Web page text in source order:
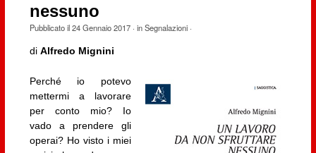
nessuno
Pubblicato il24 Gennaio 2017· inSegnalazioni·
di Alfredo Mignini
Perché io potevo
mettermi a lavorare
per conto mio? Io
vado a prendere gli
operai? Ho visto i miei